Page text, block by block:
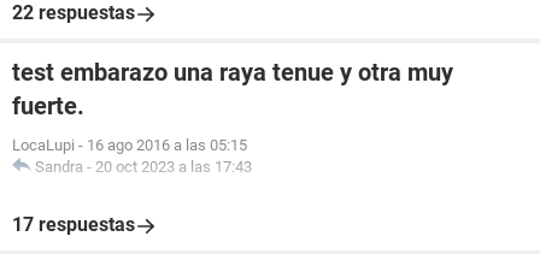
22 respuestas
test embarazo una raya tenue y otra muy
fuerte.
LocaLupi - 16 ago 2016 a las 05:15
Sandra - 20 oct 2023 a las 17:43
17 respuestas